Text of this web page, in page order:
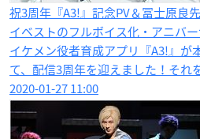
祝3周年『A3!』記念PV＆冨士原良
イベストのフルボイス化・アニバ
イケメン役者育成アプリ『A3!』が
て、配信3周年を迎えました！そ
2020-01-27 11:00